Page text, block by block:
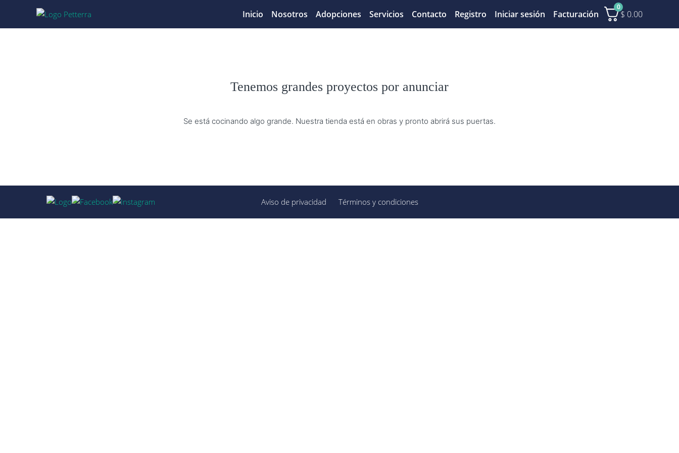
Inicio Nosotros Adopciones Servicios Contacto Registro Iniciar sesión Facturación
0
$ 0.00
Tenemos grandes proyectos por anunciar
Se está cocinando algo grande. Nuestra tienda está en obras y pronto abrirá sus puertas.
Aviso de privacidad Términos y condiciones